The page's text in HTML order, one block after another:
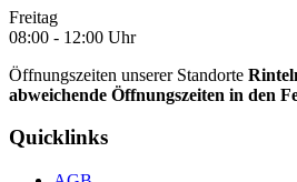
Freitag
08:00 - 12:00 Uhr
Öffnungszeiten unserer Standorte
abweichende Öffnungszeiten in den
Quicklinks